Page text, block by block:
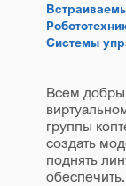
Системы
Всем
группы
создать
поднять